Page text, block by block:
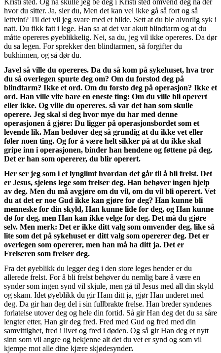
hvor du sitter. Ja, sier du, Men det kan vel ikke gå så fort og så
lettvint? Til det vil jeg svare med et bilde. Sett at du ble alvorlig syk i
natt. Du fikk fatt i lege. Han sa at det var akutt blindtarm og at du
måtte opereres øyeblikkelig. Nei, sa du, jeg vil ikke opereres. Da dør
du sa legen. For sprekker den blindtarmen, så forgifter du
bukhinnen, og så dør du.
Javel så ville du opereres. Da du så kom på sykehuset, hva tror
du så overlegen spurte deg om? Om du forstod deg på
blindtarm? Ikke et ord. Om du forsto deg på operasjon? Ikke et
ord. Han ville vite bare en eneste ting: Om du ville bli operert
eller ikke. Og ville du opereres. så var det han som skulle
operere. Jeg skal si deg hvor mye du har med denne
operasjonen å gjøre: Du ligger på operasjonsbordet som et
levende lik. Man bedøver deg så grundig at du ikke vet eller
føler noen ting. Og for å være helt sikker på at du ikke skal
gripe inn i operasjonen, binder han hendene og føttene på deg.
Det er han som opererer, du blir operert.
Her ser jeg som i et lynglimt hvordan det går til å bli frelst. Det
er Jesus, sjelens lege som frelser deg. Han behøver ingen hjelp
av deg. Men du må avgjøre om du vil, om du vil bli operert. Vet
du at det er noe Gud ikke kan gjøre for deg? Han kunne bli
menneske for din skyld, Han kunne lide for deg, og Han kunne
dø for deg, men Han kan ikke velge for deg. Det må du gjøre
selv. Men merk: Det er ikke ditt valg som omvender deg, like så
lite som det på sykehuset er ditt valg som opererer deg. Det er
overlegen som opererer, men han må ha ditt ja. Det er
Frelseren som frelser deg.
Fra det øyeblikk du legger deg i den store leges hender er du
allerede frelst. For å bli frelst behøver du nemlig bare å være en
synder som ingen synd vil skjule, men gå til Jesus med all din skyld
og skam. Idet øyeblikk du gir Ham ditt ja, gjør Han underet med
deg. Da gir han deg del i sin fullbrakte frelse. Han breder syndenes
forlatelse utover deg og hele din fortid. Så gir Han deg det du sa såre
lengter etter, Han gir deg fred. Fred med Gud og fred med din
samvittighet, fred i livet og fred i døden. Og så gir Han deg et nytt
sinn som vil angre og bekjenne alt det du vet er synd og som vil
kjempe mot alle dine kjære skjødesynder.